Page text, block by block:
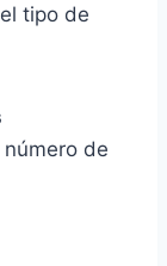
tipo de
de